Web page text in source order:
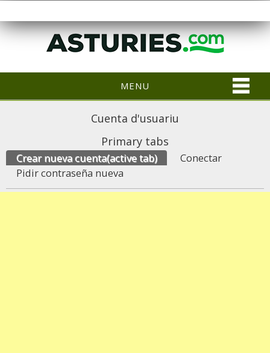
MENU
Cuenta d'usuariu
Primary tabs
Crear nueva cuenta(active tab)
Conectar
Pidir contraseña nueva